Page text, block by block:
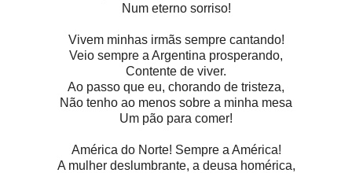
Num eterno sorriso!
Vivem minhas irmãs sempre cantando!
Veio sempre a Argentina prosperando,
Contente de viver.
Ao passo que eu, chorando de tristeza,
Não tenho ao menos sobre a minha mesa
Um pão para comer!
América do Norte! Sempre a América!
A mulher deslumbrante, a deusa homérica,